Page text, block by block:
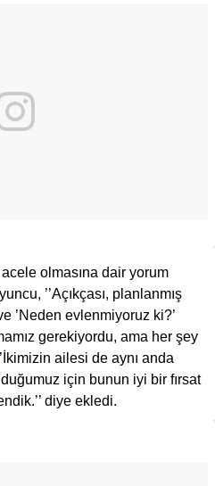
olmasına dair yorum
’’Açıkçası, planlanmış
’Neden evlenmiyoruz ki?’
gerekiyordu, ama her şey
ailesi de aynı anda
için bunun iyi bir fırsat
diye ekledi.